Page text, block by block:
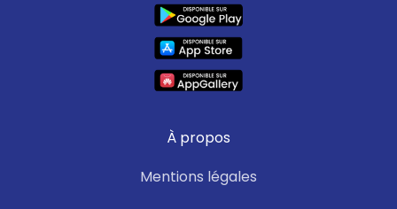
À propos
Mentions légales